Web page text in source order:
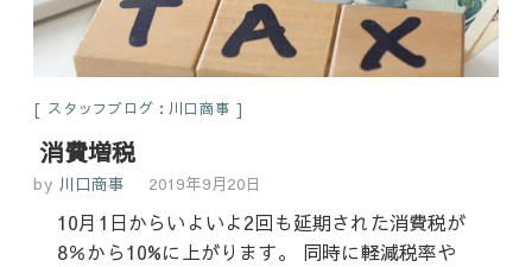
スタッフブログ：川口商事
消費増税
by 川口商事 2019年9月20日
10月1日からいよいよ2回も延期された消費税が
8％から10%に上がります。 同時に軽減税率や